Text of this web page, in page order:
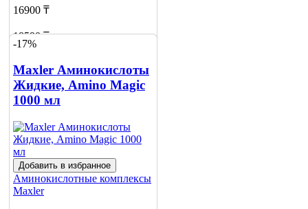
16900 ₸
18590 ₸
6
-17%
Maxler Аминокислоты
Жидкие, Amino Magic
1000 мл
Добавить в избранное
Аминокислотные комплексы
Maxler